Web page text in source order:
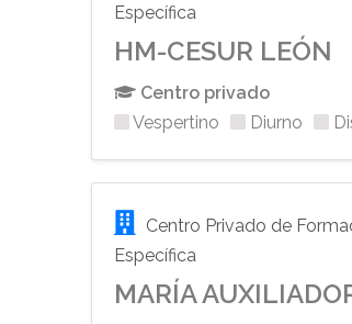
Específica
HM-CESUR LEÓN
Centro privado
Vespertino
Diurno
Centro Privado de
Específica
MARÍA